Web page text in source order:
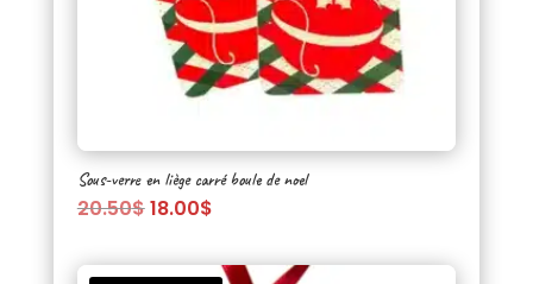
Sous-verre en liège carré boule de noel
20.50$Le
18.00$Le